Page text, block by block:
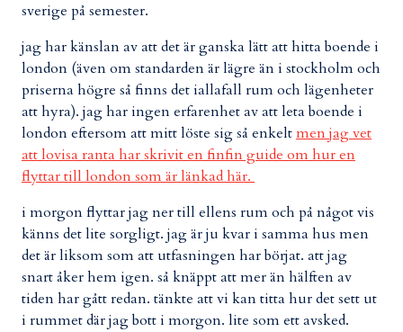
sverige på semester.
jag har känslan av att det är ganska lätt att hitta boende i
london (även om standarden är lägre än i stockholm och
priserna högre så finns det iallafall rum och lägenheter
att hyra). jag har ingen erfarenhet av att leta boende i
london eftersom att mitt löste sig så enkeltmen jag vet
att lovisa ranta har skrivit en finfin guide om hur en
flyttar till london som är länkad här.
i morgon flyttar jag ner till ellens rum och på något vis
känns det lite sorgligt. jag är ju kvar i samma hus men
det är liksom som att utfasningen har börjat. att jag
snart åker hem igen. så knäppt att mer än hälften av
tiden har gått redan. tänkte att vi kan titta hur det sett ut
i rummet där jag bott i morgon. lite som ett avsked.